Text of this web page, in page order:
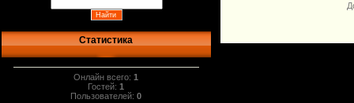
Статистика
Онлайн всего:1
Гостей:1
Пользователей:0